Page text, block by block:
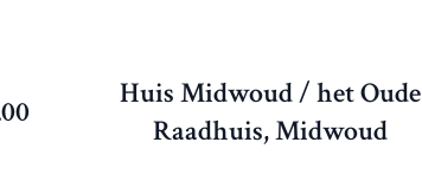
Huis Midwoud / het Oude
Raadhuis, Midwoud